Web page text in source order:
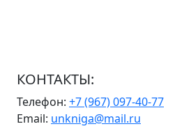
КОНТАКТЫ:
Телефон: +7 (967) 097-40-77
Email: unkniga@mail.ru